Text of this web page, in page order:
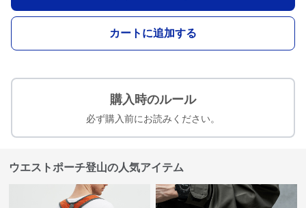
カートに追加する
購入時のルール
必ず購入前にお読みください。
ウエストポーチ登山の人気アイテム